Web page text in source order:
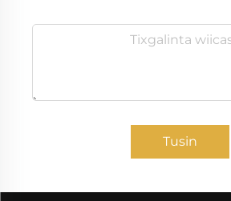
Tusin